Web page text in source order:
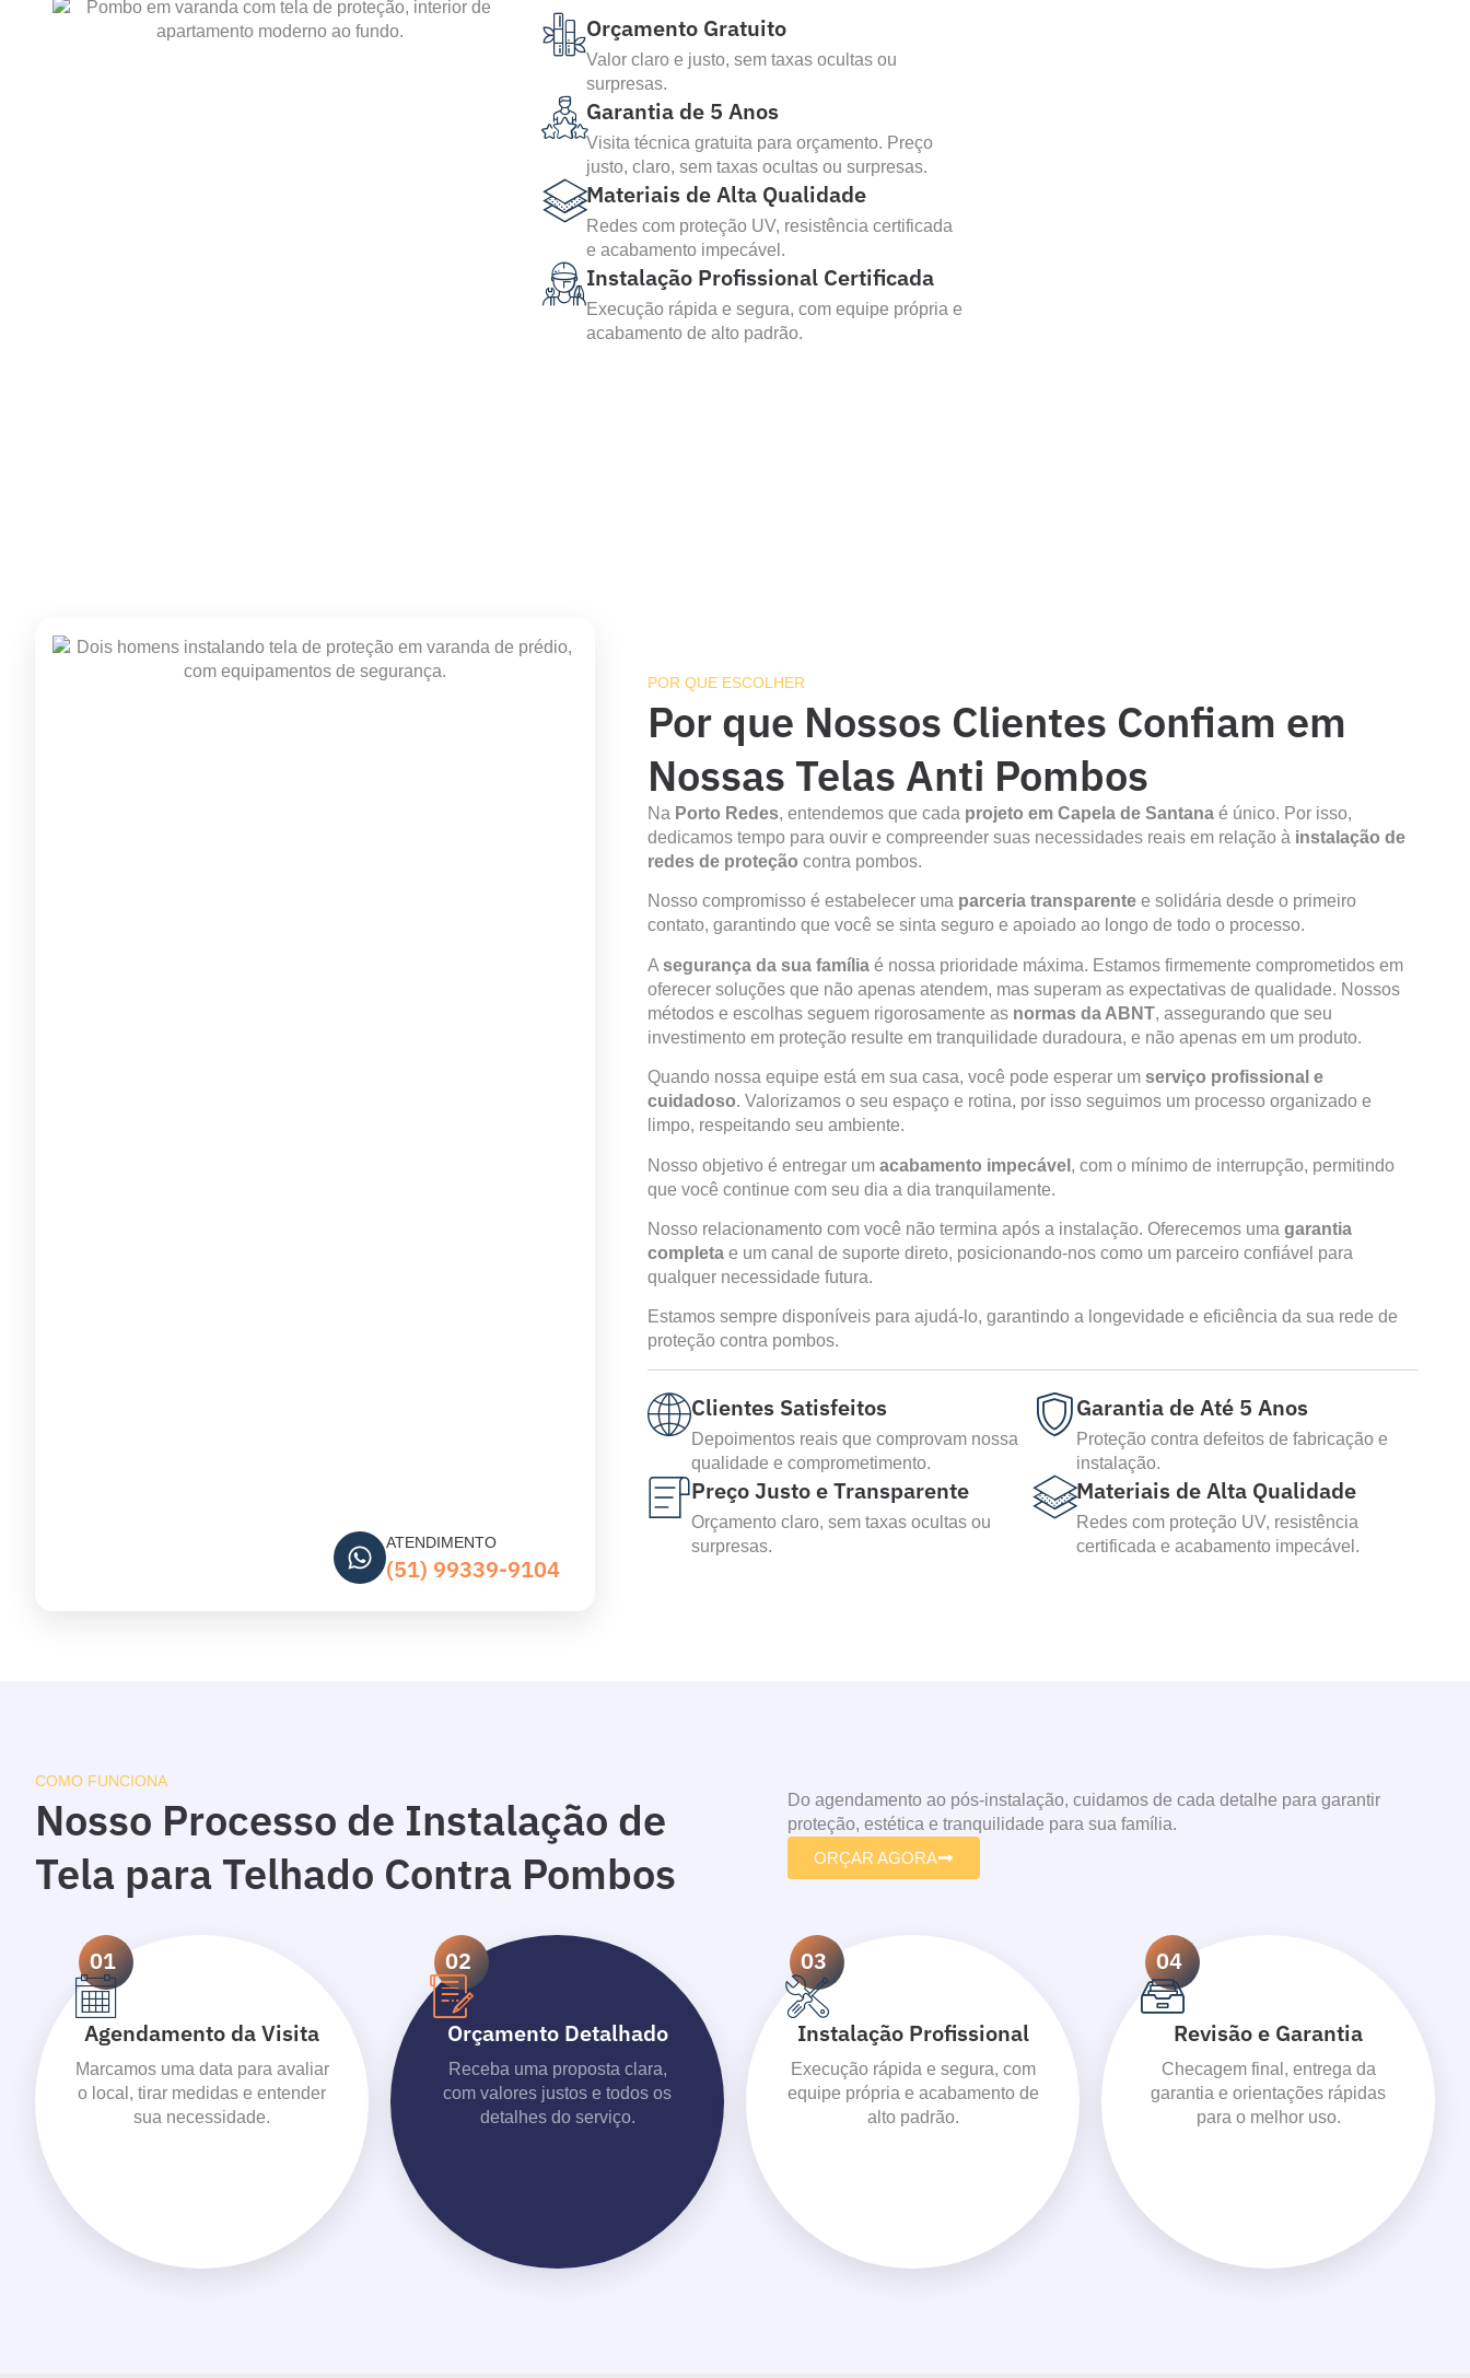
Orçamento Gratuito
Valor claro e justo, sem taxas ocultas ou
surpresas.
Garantia de 5 Anos
Visita técnica gratuita para orçamento. Preço
justo, claro, sem taxas ocultas ou surpresas.
Materiais de Alta Qualidade
Redes com proteção UV, resistência certificada
e acabamento impecável.
Instalação Profissional Certificada
Execução rápida e segura, com equipe própria e
acabamento de alto padrão.
ATENDIMENTO
(51) 99339-9104
POR QUE ESCOLHER
Por que Nossos Clientes Confiam em
Nossas Telas Anti Pombos
Na Porto Redes, entendemos que cada projeto em Capela de Santana é único. Por isso,
dedicamos tempo para ouvir e compreender suas necessidades reais em relação à instalação de
redes de proteção contra pombos.
Nosso compromisso é estabelecer uma parceria transparente e solidária desde o primeiro
contato, garantindo que você se sinta seguro e apoiado ao longo de todo o processo.
A segurança da sua família é nossa prioridade máxima. Estamos firmemente comprometidos em
oferecer soluções que não apenas atendem, mas superam as expectativas de qualidade. Nossos
métodos e escolhas seguem rigorosamente as normas da ABNT, assegurando que seu
investimento em proteção resulte em tranquilidade duradoura, e não apenas em um produto.
Quando nossa equipe está em sua casa, você pode esperar um serviço profissional e
cuidadoso. Valorizamos o seu espaço e rotina, por isso seguimos um processo organizado e
limpo, respeitando seu ambiente.
Nosso objetivo é entregar um acabamento impecável , com o mínimo de interrupção, permitindo
que você continue com seu dia a dia tranquilamente.
Nosso relacionamento com você não termina após a instalação. Oferecemos uma garantia
completa e um canal de suporte direto, posicionando-nos como um parceiro confiável para
qualquer necessidade futura.
Estamos sempre disponíveis para ajudá-lo, garantindo a longevidade e eficiência da sua rede de
proteção contra pombos.
Clientes Satisfeitos
Depoimentos reais que comprovam nossa
qualidade e comprometimento.
Garantia de Até 5 Anos
Proteção contra defeitos de fabricação e
instalação.
Preço Justo e Transparente
Orçamento claro, sem taxas ocultas ou
surpresas.
Materiais de Alta Qualidade
Redes com proteção UV, resistência
certificada e acabamento impecável.
COMO FUNCIONA
Nosso Processo de Instalação de
Tela para Telhado Contra Pombos
Do agendamento ao pós-instalação, cuidamos de cada detalhe para garantir
proteção, estética e tranquilidade para sua família.
ORÇAR AGORA
01
Agendamento da Visita
Marcamos uma data para avaliar
o local, tirar medidas e entender
sua necessidade.
02
Orçamento Detalhado
Receba uma proposta clara,
com valores justos e todos os
detalhes do serviço.
03
Instalação Profissional
Execução rápida e segura, com
equipe própria e acabamento de
alto padrão.
04
Revisão e Garantia
Checagem final, entrega da
garantia e orientações rápidas
para o melhor uso.